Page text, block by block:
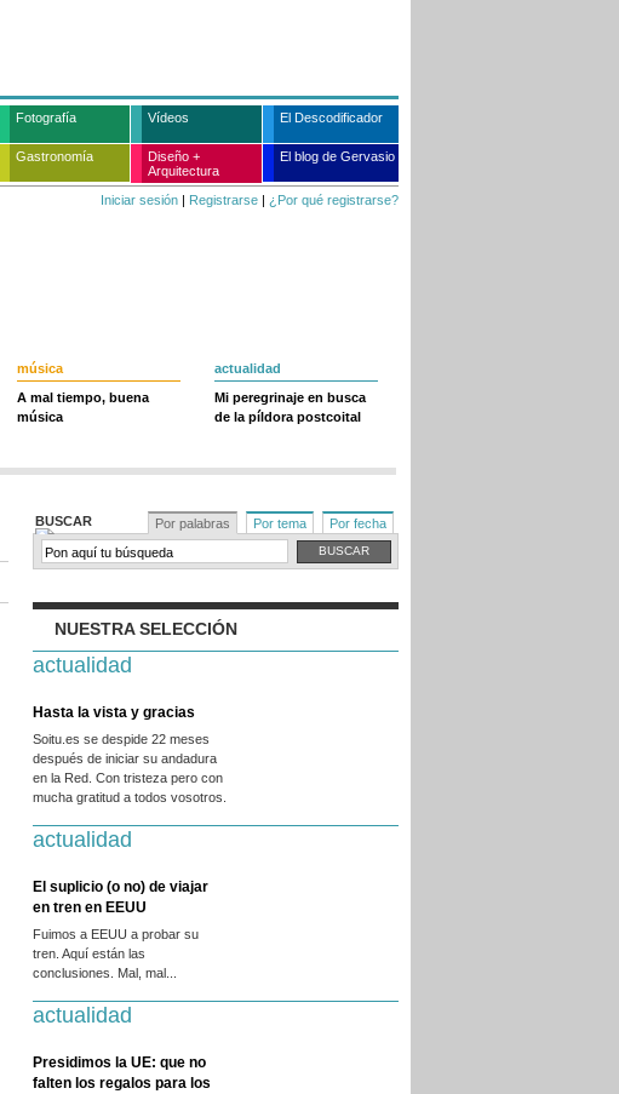
Fotografía Vídeos El Descodificador
Gastronomía
Diseño +
Arquitectura
El blog de Gervasio
Iniciar sesión | Registrarse | ¿Por qué registrarse?
música
A mal tiempo, buena
música
actualidad
Mi peregrinaje en busca
de la píldora postcoital
BUSCAR Por palabras Por tema Por fecha
NUESTRA SELECCIÓN
actualidad
Hasta la vista y gracias
Soitu.es se despide 22 meses
después de iniciar su andadura
en la Red. Con tristeza pero con
mucha gratitud a todos vosotros.
actualidad
El suplicio (o no) de viajar
en tren en EEUU
Fuimos a EEUU a probar su
tren. Aquí están las
conclusiones. Mal, mal...
actualidad
Presidimos la UE: que no
falten los regalos para los